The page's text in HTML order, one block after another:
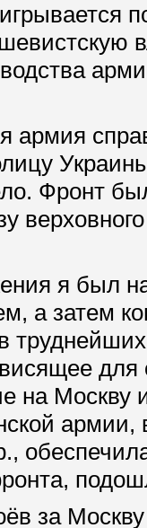
армия
Фронт
я был
а затем
на
армии,
за Москву